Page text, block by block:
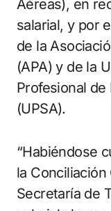
Aéreas), en
salarial, y por
de la
(APA) y de la
Profesional
(UPSA).
“Habiéndose
la
Secretaría de